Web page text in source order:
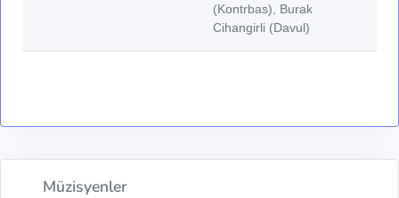
(Kontrbas), Burak
Cihangirli (Davul)
Müzisyenler